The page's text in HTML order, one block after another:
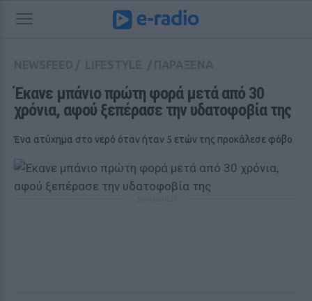
Έκανε μπάνιο πρώτη φορά μετά από 30
χρόνια, αφού ξεπέρασε την υδατοφοβία της
Ένα ατύχημα στο νερό όταν ήταν 5 ετών της προκάλεσε φόβο